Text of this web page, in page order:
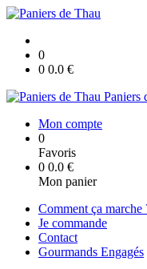
0
0 0.0 €
Paniers
Mon compte
0
Favoris
0 0.0 €
Mon panier
Comment ça marche
Je commande
Contact
Gourmands Engagés